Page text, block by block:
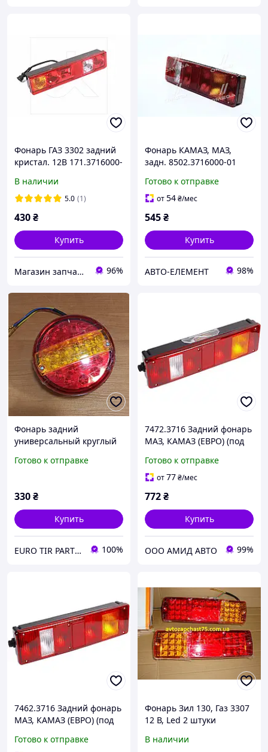
Фонарь ГАЗ 3302 задний
кристал. 12В 171.3716000-
В наличии
5.0 (1)
430₴
Купить
Магазин запчастей Едельвейс 96%
Фонарь КАМАЗ, МАЗ,
задн. 8502.3716000-01
Готово к отправке
от54₴/мес
545₴
Купить
АВТО-ЕЛЕМЕНТ 98%
Фонарь задний
универсальный круглый
Готово к отправке
330₴
Купить
EURO TIR PARTS "etparts.com.ua" 100%
7472.3716 Задний фонарь
МАЗ, КАМАЗ (ЕВРО) (под
Готово к отправке
от77₴/мес
772₴
Купить
ООО АМИД АВТО 99%
7462.3716 Задний фонарь
МАЗ, КАМАЗ (ЕВРО) (под
Готово к отправке
Фонарь Зил 130, Газ 3307
12 В, Led 2 штуки
Дорожная карта, Харьков
В наличии